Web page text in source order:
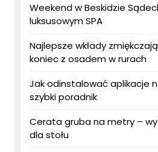
Weekend w Beskidzie
luksusowym SPA
Najlepsze wkłady
koniec z osadem w rurach
Jak odinstalować aplikacje
szybki poradnik
Cerata gruba na metry –
dla stołu